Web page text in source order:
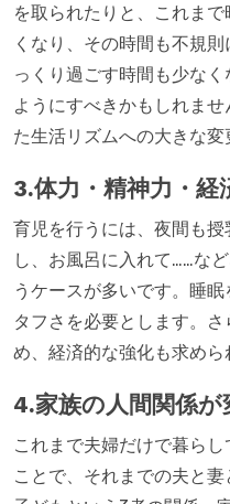
を取られたりと、これま
くなり、その時間も不規
っくり過ごす時間も少な
ようにすべきかもしれま
た生活リズムへの大きな変
3.体力・精神力・経
育児を行うには、夜間も
し、お風呂に入れて……な
うケースが多いです。睡
タフさを必要とします。
め、経済的な強化も求めら
4.家族の人間関係が
これまで夫婦だけで暮ら
ことで、それまでの夫と